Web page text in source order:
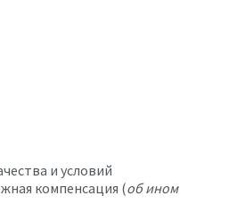
и условий
компенсация (об ином